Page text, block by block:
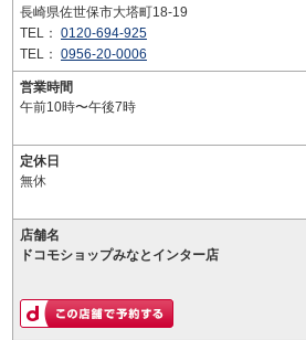
長崎県佐世保市大塔町18-19
TEL： 0120-694-925
TEL： 0956-20-0006
営業時間
午前10時〜午後7時
定休日
無休
店舗名
ドコモショップみなとインター店